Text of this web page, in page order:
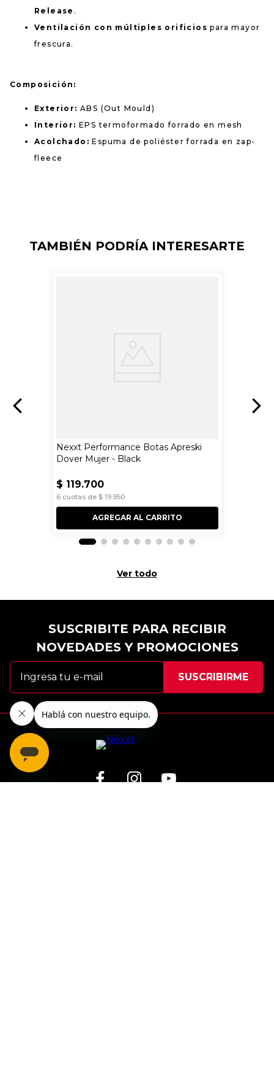
Release .
Ventilación con múltiples orificios para mayor
frescura.
Composición:
Exterior: ABS (Out Mould)
Interior: EPS termoformado forrado en mesh
Acolchado: Espuma de poliéster forrada en zap-
fleece
TAMBIÉN PODRÍA INTERESARTE
Nexxt Performance Botas Apreski
Dover Mujer - Black
$ 119.700
6cuotas de $ 19.950
AGREGAR AL CARRITO
Ver todo
SUSCRIBITE PARA RECIBIR
NOVEDADES Y PROMOCIONES